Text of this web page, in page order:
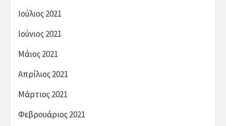
Ιούλιος 2021
Ιούνιος 2021
Μάιος 2021
Απρίλιος 2021
Μάρτιος 2021
Φεβρουάριος 2021